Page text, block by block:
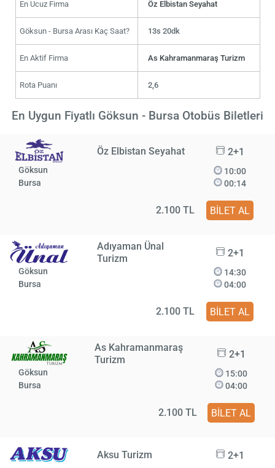
En Ucuz Firma Öz Elbistan Seyahat
Göksun - Bursa Arası Kaç Saat? 13s 20dk
En Aktif Firma As Kahramanmaraş Turizm
Rota Puanı 2,6
En Uygun Fiyatlı Göksun - Bursa Otobüs Biletleri
Öz Elbistan Seyahat 2+1
Göksun
Bursa
10:00
00:14
2.100 TL BİLET AL
Adıyaman Ünal
Turizm
2+1
Göksun
Bursa
14:30
04:00
2.100 TL BİLET AL
As Kahramanmaraş
Turizm
2+1
Göksun
Bursa
15:00
04:00
2.100 TL BİLET AL
Aksu Turizm 2+1